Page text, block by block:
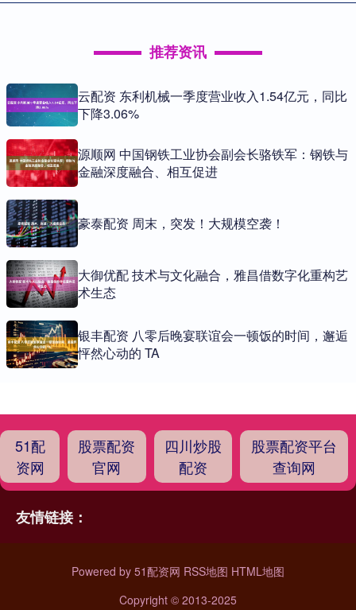
推荐资讯
云配资 东利机械一季度营业收入1.54亿元，同比
下降3.06%
源顺网 中国钢铁工业协会副会长骆铁军：钢铁与
金融深度融合、相互促进
豪泰配资 周末，突发！大规模空袭！
大御优配 技术与文化融合，雅昌借数字化重构艺
术生态
银丰配资 八零后晚宴联谊会一顿饭的时间，邂逅
怦然心动的 TA
51配
资网
股票配资
官网
四川炒股
配资
股票配资平台
查询网
友情链接：
Powered by 51配资网 RSS地图 HTML地图
Copyright © 2013-2025